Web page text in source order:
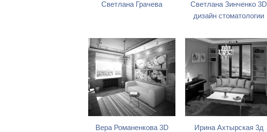
Светлана Грачева
Светлана Зинченко 3D
дизайн стоматологии
Вера Романенкова 3D
Ирина Ахтырская 3д